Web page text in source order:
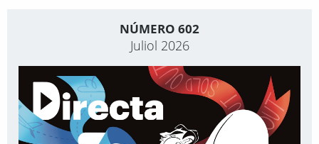
NÚMERO 602
Juliol 2026